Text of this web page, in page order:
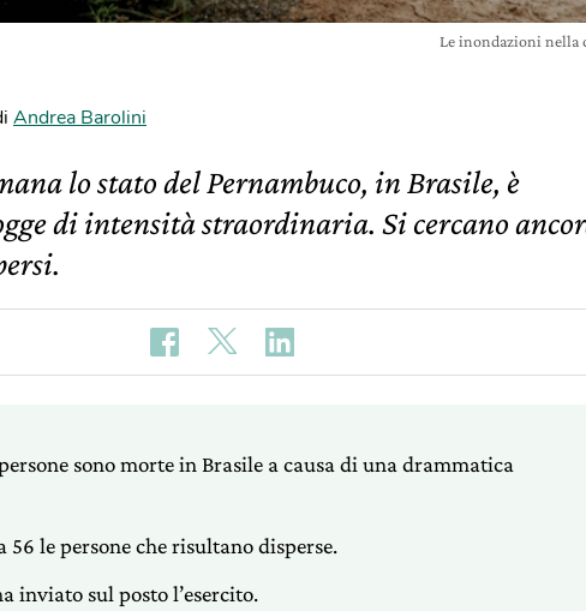
Le inondazioni nella
Andrea Barolini
lo stato del Pernambuco, in Brasile, è
di intensità straordinaria. Si cercano
sono morte in Brasile a causa di una drammatica
56 le persone che risultano disperse.
inviato sul posto l’esercito.